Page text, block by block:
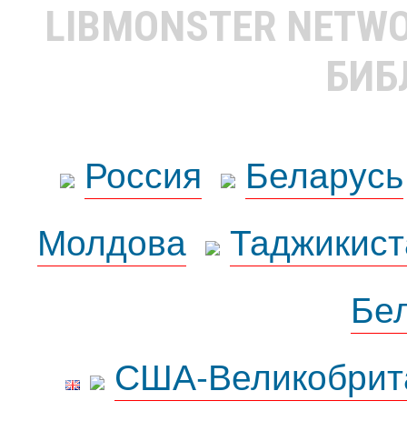
LIBMONSTER
Россия
Беларусь
Молдова
США-